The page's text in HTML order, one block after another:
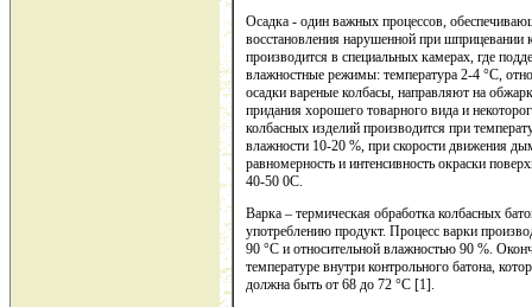
Осадка - один важных процессов,
восстановления нарушенной при
производится в специальных камерах, где
влажностные режимы: температура 2-4 °С,
осадки вареные колбасы, направляют на
придания хорошего товарного вида и
колбасных изделий производится при
влажности 10-20 %, при скорости движения
равномерность и интенсивность окраски
40-50 0С.
Варка – термическая обработка колбасных
употреблению продукт. Процесс варки
90 °С и относительной влажностью 90 %.
температуре внутри контрольного батона,
должна быть от 68 до 72 °С [1].